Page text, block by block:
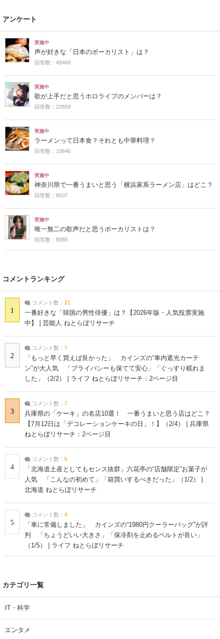
アンケート
実施中
声が好きな「日本のボーカリスト」は？
回答数：49468
実施中
歌が上手だと思うホロライブのメンバーは？
回答数：23859
実施中
ラーメンって日本食？それとも中華料理？
回答数：19646
実施中
神奈川県で一番うまいと思う「横浜家系ラーメン店」はどこ？
回答数：8507
実施中
唯一無二の歌声だと思うボーカリストは？
回答数：8085
コメントランキング
1
コメント数： 21
一番好きな「韓国の男性俳優」は？【2026年版・人気投票実施
中】 | 芸能人 ねとらぼリサーチ
2
コメント数： 7
「もっと早く買えば良かった」 カインズの“車内遮光カーテ
ン”が大人気 「プライバシーも保てて安心」「ぐっすり眠れま
した」（2/2） | ライフ ねとらぼリサーチ：2ページ目
3
コメント数： 7
兵庫県の「ケーキ」の名店10選！ 一番うまいと思う店はどこ？
【7月12日は「デコレーションケーキの日」！】（2/4） | 兵庫県
ねとらぼリサーチ：2ページ目
4
コメント数： 5
「北海道土産としてもセンス抜群」六花亭の“店舗限定”お菓子が
人気 「こんなの初めて」「箱買いするべきだった」（1/2） |
北海道 ねとらぼリサーチ
5
コメント数： 4
「車に常備しました」 カインズの“1980円クーラーバッグ”が評
判 「ちょうどいい大きさ」「保冷剤を止めるベルトが良い」
（1/5） | ライフ ねとらぼリサーチ
カテゴリ一覧
IT・科学
エンタメ